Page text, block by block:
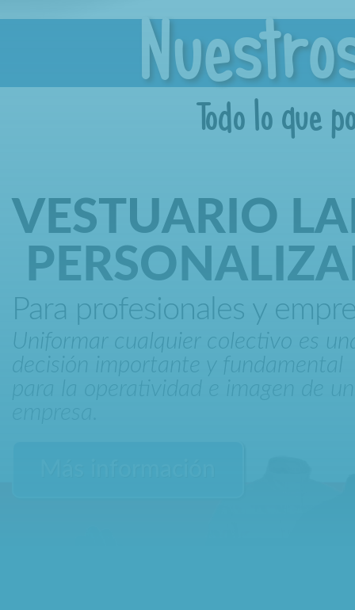
Todo lo que
VESTUARIO
Para profesionales y
Uniformar cualquier colectivo es
decisión importante y fundamental